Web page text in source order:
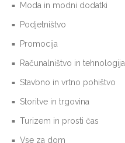
Moda in modni dodatki
Podjetništvo
Promocija
Računalništvo in tehnologija
Stavbno in vrtno pohištvo
Storitve in trgovina
Turizem in prosti čas
Vse za dom